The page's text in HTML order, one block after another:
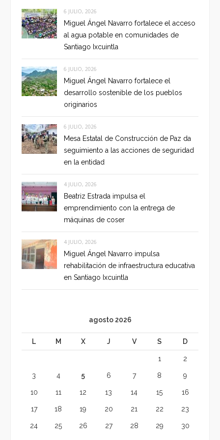
6 JULIO, 2026
Miguel Ángel Navarro fortalece el acceso
al agua potable en comunidades de
Santiago Ixcuintla
6 JULIO, 2026
Miguel Ángel Navarro fortalece el
desarrollo sostenible de los pueblos
originarios
6 JULIO, 2026
Mesa Estatal de Construcción de Paz da
seguimiento a las acciones de seguridad
en la entidad
4 JULIO, 2026
Beatriz Estrada impulsa el
emprendimiento con la entrega de
máquinas de coser
4 JULIO, 2026
Miguel Ángel Navarro impulsa
rehabilitación de infraestructura educativa
en Santiago Ixcuintla
agosto 2026
L M X J V S D
1 2
3 4 5 6 7 8 9
10 11 12 13 14 15 16
17 18 19 20 21 22 23
24 25 26 27 28 29 30